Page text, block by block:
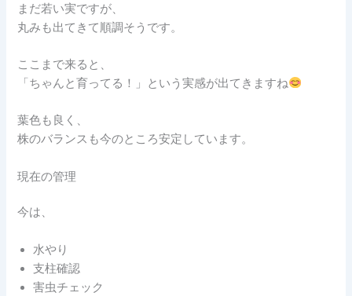
まだ若い実ですが、
丸みも出てきて順調そうです。
ここまで来ると、
「ちゃんと育ってる！」という実感が出てきますね
葉色も良く、
株のバランスも今のところ安定しています。
現在の管理
今は、
水やり
支柱確認
害虫チェック